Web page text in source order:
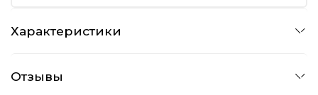
Характеристики
Отзывы